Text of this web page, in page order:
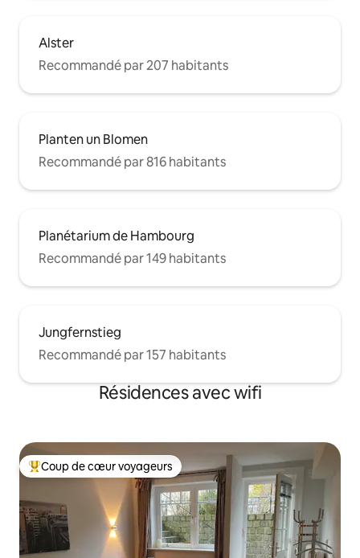
Alster
Recommandé par 207 habitants
Planten un Blomen
Recommandé par 816 habitants
Planétarium de Hambourg
Recommandé par 149 habitants
Jungfernstieg
Recommandé par 157 habitants
Résidences avec wifi
Coups de cœur voyageurs les plus appréciés
Coup de cœur voyageurs